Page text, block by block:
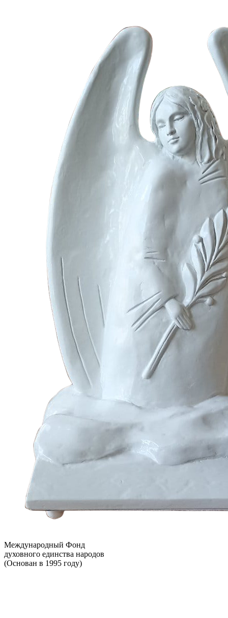
Международный Фонд
духовного единства народов
(Основан в 1995 году)